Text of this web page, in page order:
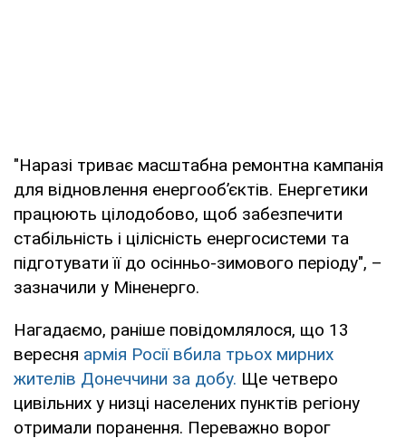
"Наразі триває масштабна ремонтна кампанія
для відновлення енергооб’єктів. Енергетики
працюють цілодобово, щоб забезпечити
стабільність і цілісність енергосистеми та
підготувати її до осінньо-зимового періоду", –
зазначили у Міненерго.
Нагадаємо, раніше повідомлялося, що 13
вересня армія Росії вбила трьох мирних
жителів Донеччини за добу. Ще четверо
цивільних у низці населених пунктів регіону
отримали поранення. Переважно ворог